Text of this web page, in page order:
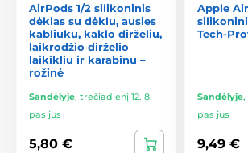
AirPods 1/2 silikoninis
dėklas su dėklu, ausies
kabliuku, kaklo dirželiu,
laikrodžio dirželio
laikikliu ir karabinu –
rožinė
Sandėlyje, trečiadienį 12. 8.
pas jus
5,80 €
Apple
Tech-
Sandėlyje,
pas jus
9,49 €